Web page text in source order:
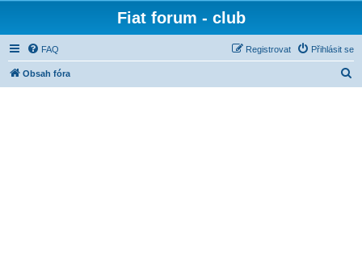
Fiat forum - club
FAQ Přihlásit se
Registrovat
Obsah fóra